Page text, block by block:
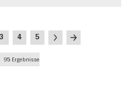
Seite
3 Seite
4 Seite
5
NächsteLetzte
95 Ergebnisse